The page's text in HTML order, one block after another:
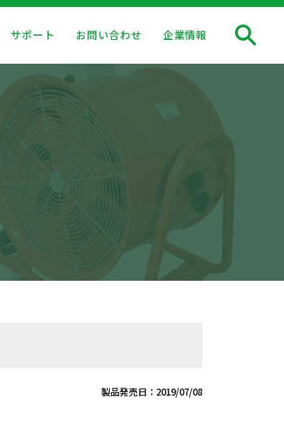
サポート お問い合わせ 企業情報
製品発売日：2019/07/08